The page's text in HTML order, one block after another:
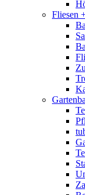
Fliesen